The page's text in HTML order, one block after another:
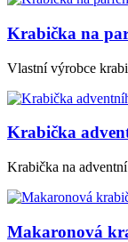
Krabička na
Vlastní výrobce
Krabička
Krabička na
Makaronová